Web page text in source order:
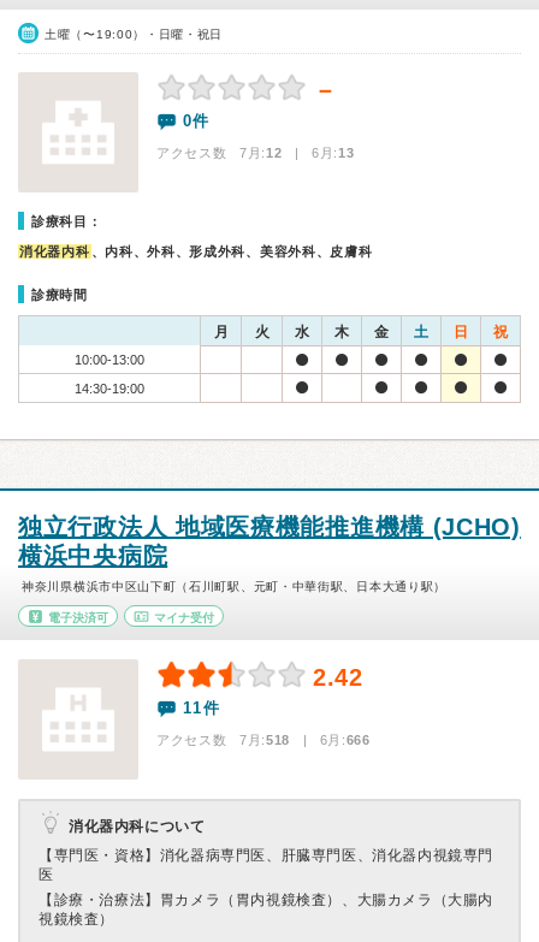
土曜（〜19:00）・日曜・祝日
－
0件
アクセス数 7月:12 | 6月:13
診療科目：
消化器内科 、内科、外科、形成外科、美容外科、皮膚科
診療時間
月 火 水 木 金 土 日 祝
10:00-13:00
14:30-19:00
独立行政法人 地域医療機能推進機構 (JCHO)
横浜中央病院
神奈川県横浜市中区山下町（石川町駅、元町・中華街駅、日本大通り駅）
電子決済可 マイナ受付
2.42
11件
アクセス数 7月:518 | 6月:666
消化器内科について
【専門医・資格】 消化器病専門医、肝臓専門医、消化器内視鏡専門
医
【診療・治療法】 胃カメラ（胃内視鏡検査）、大腸カメラ（大腸内
視鏡検査）